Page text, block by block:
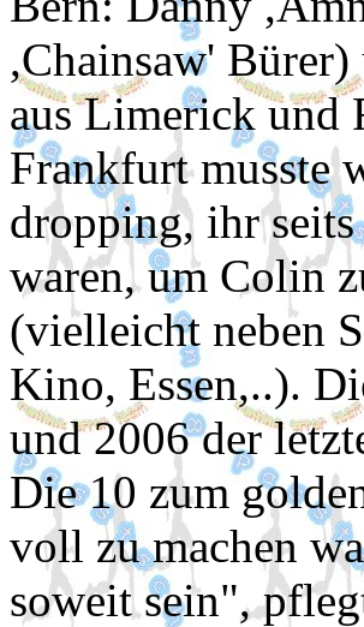
,Chainsaw'
aus Limerick und
Frankfurt musste
dropping, ihr
waren, um Colin
(vielleicht neben
Kino, Essen,..).
und 2006 der
Die 10 zum
voll zu machen
soweit sein",